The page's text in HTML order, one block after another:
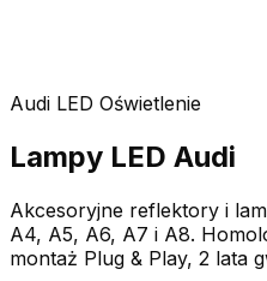
Audi LED Oświetlenie
Lampy LED Audi
Akcesoryjne reflektory i
A4, A5, A6, A7 i A8.
montaż Plug & Play, 2 lata